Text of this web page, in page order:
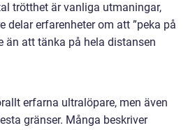
trötthet är vanliga utmaningar,
delar erfarenheter om att ”peka på
än att tänka på hela distansen
erfarna ultralöpare, men även
gränser. Många beskriver